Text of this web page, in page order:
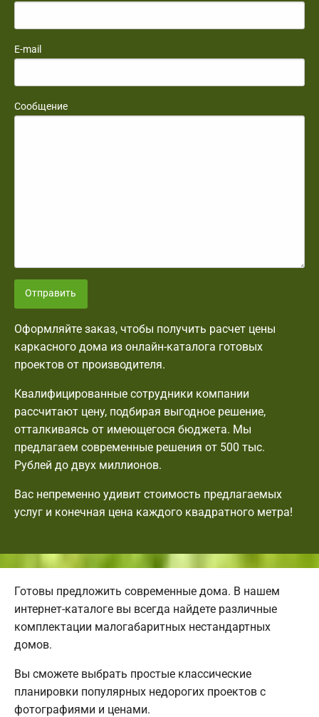
E-mail
Сообщение
Отправить
Оформляйте заказ, чтобы получить расчет цены
каркасного дома из онлайн-каталога готовых
проектов от производителя.
Квалифицированные сотрудники компании
рассчитают цену, подбирая выгодное решение,
отталкиваясь от имеющегося бюджета. Мы
предлагаем современные решения от 500 тыс.
Рублей до двух миллионов.
Вас непременно удивит стоимость предлагаемых
услуг и конечная цена каждого квадратного метра!
Готовы предложить современные дома. В нашем
интернет-каталоге вы всегда найдете различные
комплектации малогабаритных нестандартных
домов.
Вы сможете выбрать простые классические
планировки популярных недорогих проектов с
фотографиями и ценами.